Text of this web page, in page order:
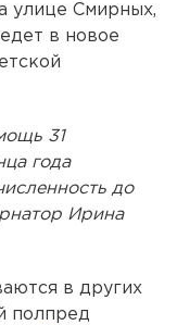
улице Смирных,
в новое
31
года
до
Ирина
в других
полпред